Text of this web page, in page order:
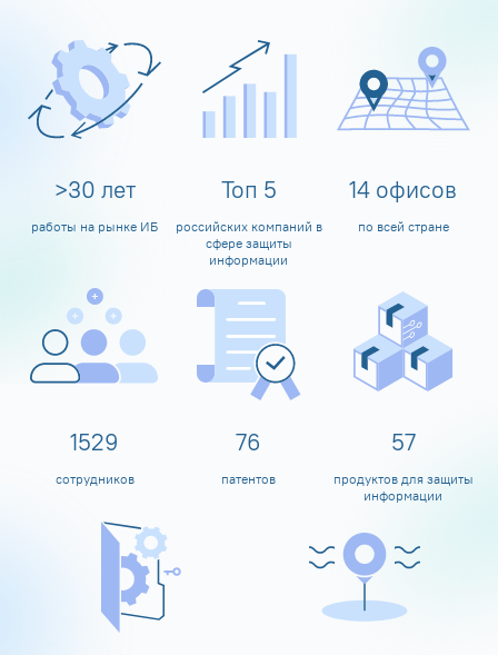
>30 лет
работы на рынке ИБ
Топ 5
российских компаний в
сфере защиты
информации
14 офисов
по всей стране
1600
сотрудников
80
патентов
60
продуктов для защиты
информации